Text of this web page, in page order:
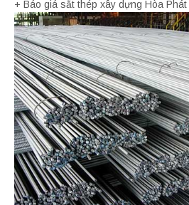
+ Báo giá sắt thép xây dựng Hòa